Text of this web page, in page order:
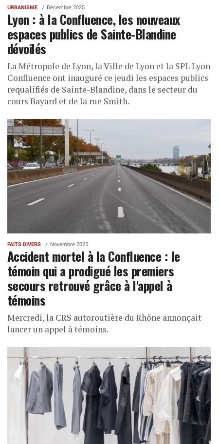
URBANISME Décembre 2025
Lyon : à la Confluence, les nouveaux
espaces publics de Sainte-Blandine
dévoilés
La Métropole de Lyon, la Ville de Lyon et la SPL Lyon
Confluence ont inauguré ce jeudi les espaces publics
requalifiés de Sainte-Blandine, dans le secteur du
cours Bayard et de la rue Smith.
FAITS DIVERS Novembre 2025
Accident mortel à la Confluence : le
témoin qui a prodigué les premiers
secours retrouvé grâce à l'appel à
témoins
Mercredi, la CRS autoroutière du Rhône annonçait
lancer un appel à témoins.